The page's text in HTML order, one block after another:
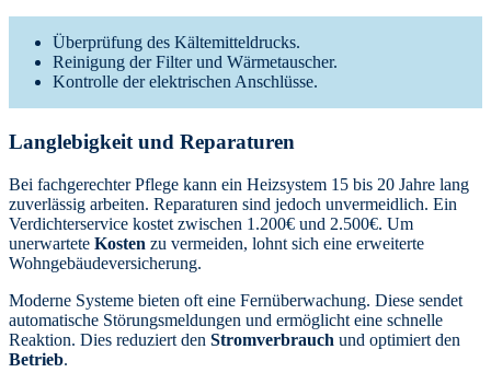
Überprüfung des Kältemitteldrucks.
Reinigung der Filter und Wärmetauscher.
Kontrolle der elektrischen Anschlüsse.
Langlebigkeit und Reparaturen
Bei fachgerechter Pflege kann ein Heizsystem 15 bis 20 Jahre lang
zuverlässig arbeiten. Reparaturen sind jedoch unvermeidlich. Ein
Verdichterservice kostet zwischen 1.200€ und 2.500€. Um
unerwartete Kosten zu vermeiden, lohnt sich eine erweiterte
Wohngebäudeversicherung.
Moderne Systeme bieten oft eine Fernüberwachung. Diese sendet
automatische Störungsmeldungen und ermöglicht eine schnelle
Reaktion. Dies reduziert den Stromverbrauch und optimiert den
Betrieb.